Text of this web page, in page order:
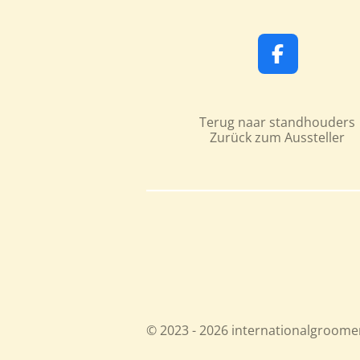
F
a
e
b
k
Terug naar standhouders
Zurück zum Aussteller
© 2023 - 2026